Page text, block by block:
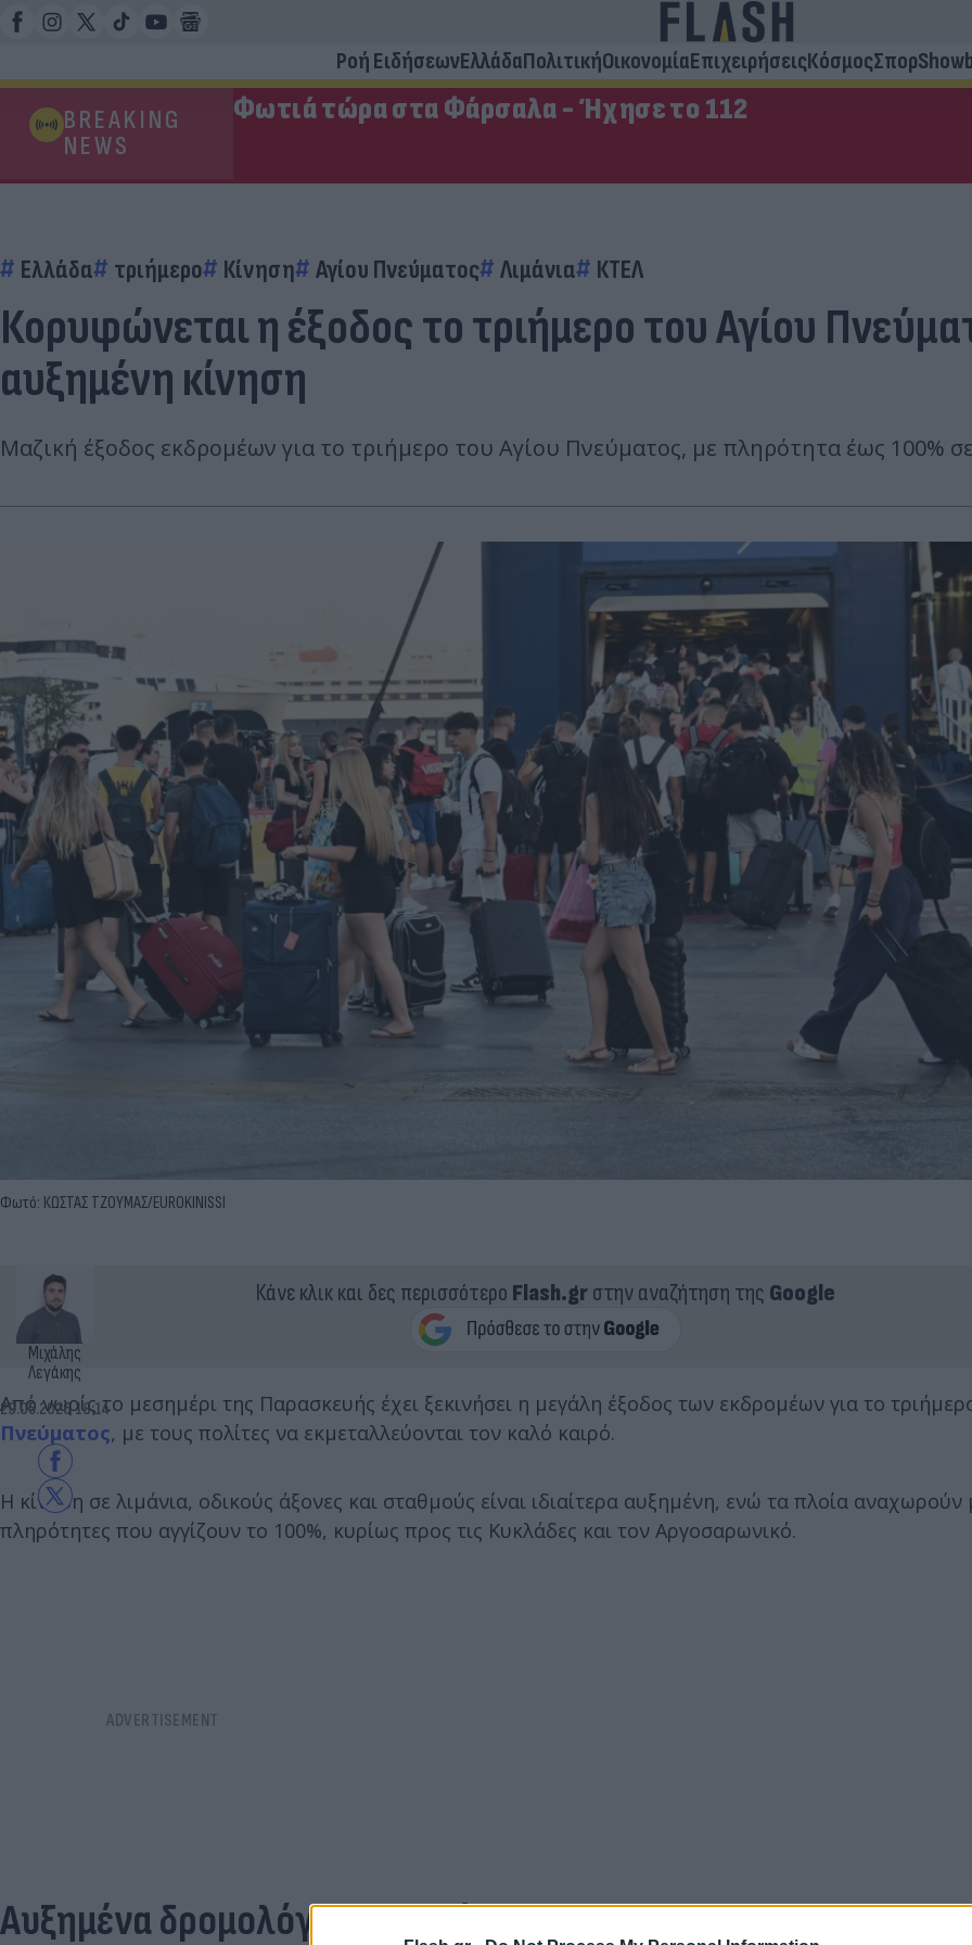
Ροή ΕιδήσεωνΕλλάδαΠολιτικήΟικονομίαΕπιχειρήσειςΚόσμοςΣπορ
BREAKING
NEWS
Φωτιά τώρα στα Φάρσαλα - Ήχησε το 112
Ελλάδα τριήμερο Κίνηση Αγίου Πνεύματος Λιμάνια ΚΤΕΛ
Κορυφώνεται η έξοδος το τριήμερο του Αγίου
αυξημένη κίνηση
Μαζική έξοδος εκδρομέων για το τριήμερο του Αγίου Πνεύματος, με πληρότητα έως 100%
Φωτό: ΚΩΣΤΑΣ ΤΖΟΥΜΑΣ/EUROKINISSI
Μιχάλης
Λεγάκης
29.05.2026 18:14
Κάνε κλικ και δες περισσότερο Flash.grστην αναζήτηση της Google
Από νωρίς το μεσημέρι της Παρασκευής έχει ξεκινήσει η μεγάλη έξοδος των εκδρομέων για το
Πνεύματος, με τους πολίτες να εκμεταλλεύονται τον καλό καιρό.
Η κίνηση σε λιμάνια, οδικούς άξονες και σταθμούς είναι ιδιαίτερα αυξημένη, ενώ τα πλοία αναχωρούν
πληρότητες που αγγίζουν το 100%, κυρίως προς τις Κυκλάδες και τον Αργοσαρωνικό.
Αυξημένα δρομολόγια σε πλοία και ΚΤΕΛ